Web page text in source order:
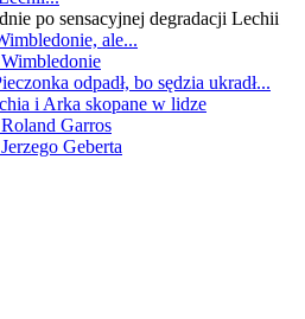
po sensacyjnej degradacji Lechii
ale...
odpadł, bo sędzia ukradł...
i Arka skopane w lidze
Garros
Geberta